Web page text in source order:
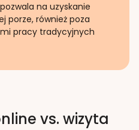
na uzyskanie
porze, również poza
pracy tradycyjnych
vs. wizyta